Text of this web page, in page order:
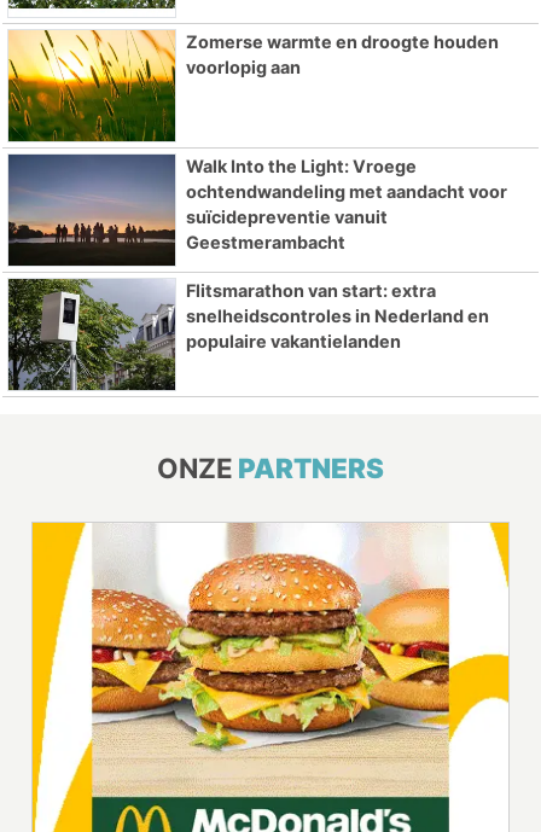
Zomerse warmte en droogte houden
voorlopig aan
Walk Into the Light: Vroege
ochtendwandeling met aandacht voor
suïcidepreventie vanuit
Geestmerambacht
Flitsmarathon van start: extra
snelheidscontroles in Nederland en
populaire vakantielanden
ONZE PARTNERS